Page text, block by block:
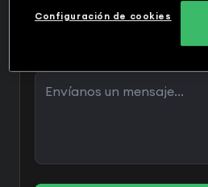
Configuración de cookies